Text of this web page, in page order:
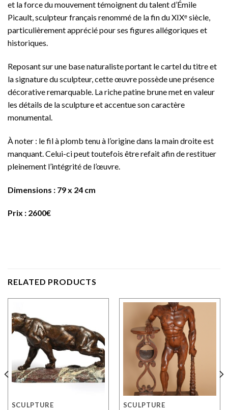
et la force du mouvement témoignent du talent d’Émile
Picault, sculpteur français renommé de la fin du XIXᵉ siècle,
particulièrement apprécié pour ses figures allégoriques et
historiques.
Reposant sur une base naturaliste portant le cartel du titre et
la signature du sculpteur, cette œuvre possède une présence
décorative remarquable. La riche patine brune met en valeur
les détails de la sculpture et accentue son caractère
monumental.
À noter : le fil à plomb tenu à l’origine dans la main droite est
manquant. Celui-ci peut toutefois être refait afin de restituer
pleinement l’intégrité de l’œuvre.
Dimensions : 79 x 24 cm
Prix : 2600€
RELATED PRODUCTS
SCULPTURE SCULPTURE